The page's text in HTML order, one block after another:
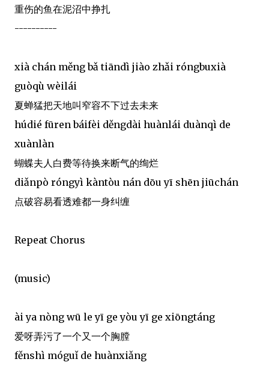
重伤的鱼在泥沼中挣扎
----------
xià chán měng bǎ tiāndì jiào zhǎi róngbuxià
guòqù wèilái
夏蝉猛把天地叫窄容不下过去未来
húdié fūren báifèi děngdài huànlái duànqì de
xuànlàn
蝴蝶夫人白费等待换来断气的绚烂
diǎnpò róngyì kàntòu nán dōu yī shēn jiūchán
点破容易看透难都一身纠缠
Repeat Chorus
(music)
ài ya nòng wū le yī ge yòu yī ge xiōngtáng
爱呀弄污了一个又一个胸膛
fěnshì móguǐ de huànxiǎng